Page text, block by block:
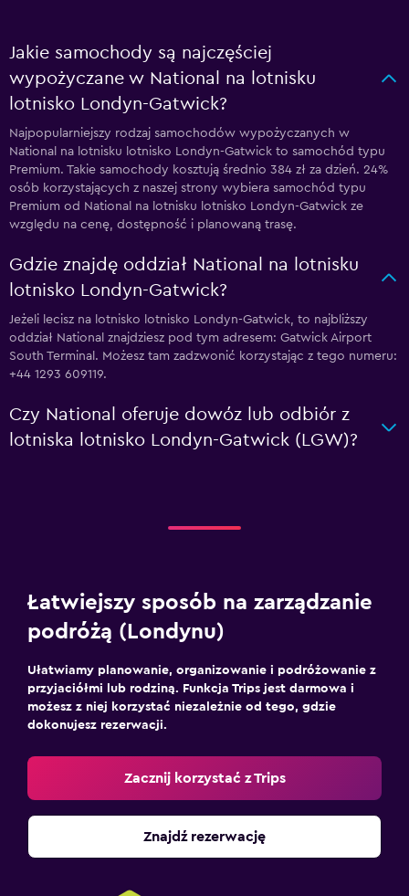
Jakie samochody są najczęściej
wypożyczane w National na lotnisku
lotnisko Londyn-Gatwick?
Najpopularniejszy rodzaj samochodów wypożyczanych w
National na lotnisku lotnisko Londyn-Gatwick to samochód typu
Premium. Takie samochody kosztują średnio 384 zł za dzień. 24%
osób korzystających z naszej strony wybiera samochód typu
Premium od National na lotnisku lotnisko Londyn-Gatwick ze
względu na cenę, dostępność i planowaną trasę.
Gdzie znajdę oddział National na lotnisku
lotnisko Londyn-Gatwick?
Jeżeli lecisz na lotnisko lotnisko Londyn-Gatwick, to najbliższy
oddział National znajdziesz pod tym adresem: Gatwick Airport
South Terminal. Możesz tam zadzwonić korzystając z tego numeru:
+44 1293 609119.
Czy National oferuje dowóz lub odbiór z
lotniska lotnisko Londyn-Gatwick (LGW)?
Łatwiejszy sposób na zarządzanie
podróżą (Londynu)
Ułatwiamy planowanie, organizowanie i podróżowanie z
przyjaciółmi lub rodziną. Funkcja Trips jest darmowa i
możesz z niej korzystać niezależnie od tego, gdzie
dokonujesz rezerwacji.
Zacznij korzystać z Trips
Znajdź rezerwację